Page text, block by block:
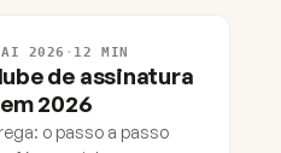
2026 · 12 MIN
de assinatura
2026
o passo a passo